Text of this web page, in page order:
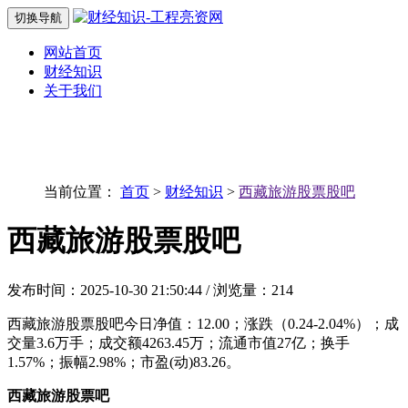
切换导航
网站首页
财经知识
关于我们
当前位置： 首页 > 财经知识 > 西藏旅游股票股吧
西藏旅游股票股吧
发布时间：2025-10-30 21:50:44 / 浏览量：214
西藏旅游股票股吧今日净值：12.00；涨跌（0.24-2.04%）；成
交量3.6万手；成交额4263.45万；流通市值27亿；换手
1.57%；振幅2.98%；市盈(动)83.26。
西藏旅游股票吧